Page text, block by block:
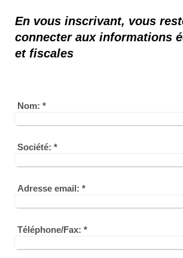
En vous inscrivant, vous
connecter aux informations
et fiscales
Nom: *
Société: *
Adresse email: *
Téléphone/Fax: *